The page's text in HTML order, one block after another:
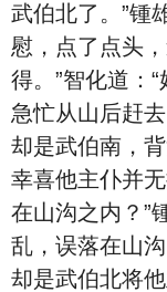
武伯北了。”锺
慰，点了点头
得。”智化道：
急忙从山后赶
却是武伯南，
幸喜他主仆并
在山沟之内？”
乱，误落在山
却是武伯北将